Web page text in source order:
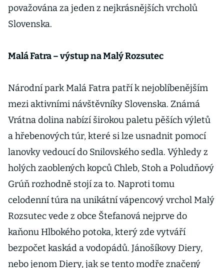
považována za jeden z nejkrásnějších vrcholů
Slovenska.
Malá Fatra – výstup na Malý Rozsutec
Národní park Malá Fatra patří k nejoblíbenějším
mezi aktivními návštěvníky Slovenska. Známá
Vrátna dolina nabízí širokou paletu pěších výletů
a hřebenových túr, které si lze usnadnit pomocí
lanovky vedoucí do Snilovského sedla. Výhledy z
holých zaoblených kopců Chleb, Stoh a Poludňový
Grúň rozhodně stojí za to. Naproti tomu
celodenní túra na unikátní vápencový vrchol Malý
Rozsutec vede z obce Štefanová nejprve do
kaňonu Hlbokého potoka, který zde vytváří
bezpočet kaskád a vodopádů. Jánošíkovy Diery,
nebo jenom Diery, jak se tento modře značený